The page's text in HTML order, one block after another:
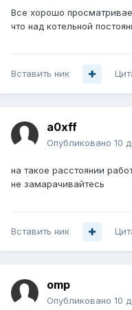
Все хорошо
что над котельной
Вставить ник
a0xff
Опубликовано 10
на такое расстоянии
не замарачивайтесь
Вставить ник
omp
Опубликовано 10